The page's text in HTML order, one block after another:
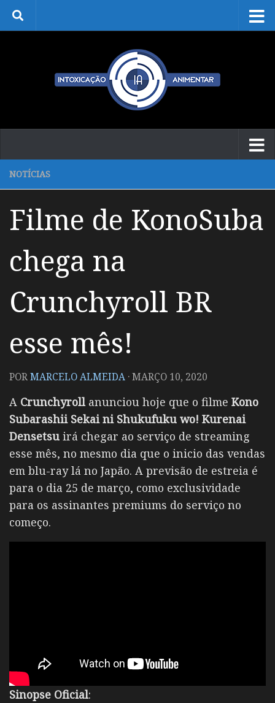
Skip to content
NOTÍCIAS
Filme de KonoSuba
chega na
Crunchyroll BR
esse mês!
PORMARCELO ALMEIDA ·MARÇO 10, 2020
A Crunchyrollanunciou hoje que o filme Kono
Subarashii Sekai ni Shukufuku wo! Kurenai
Densetsu irá chegar ao serviço de streaming
esse mês, no mesmo dia que o inicio das vendas
em blu-ray lá no Japão. A previsão de estreia é
para o dia 25 de março, como exclusividade
para os assinantes premiums do serviço no
começo.
Sinopse Oficial: